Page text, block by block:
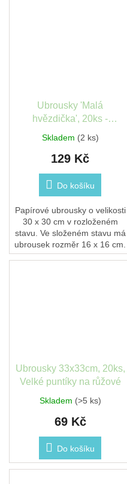
Ubrousky 'Malá
hvězdička', 20ks -
PartyDeco
Skladem (2 ks)
129 Kč
Do košíku
Papírové ubrousky o velikosti
30 x 30 cm v rozloženém
stavu. Ve složeném stavu má
ubrousek rozměr 16 x 16 cm.
Balení obsahuje 20 kusů
Ubrousky 33x33cm, 20ks,
Velké puntíky na růžové
Skladem (>5 ks)
69 Kč
Do košíku